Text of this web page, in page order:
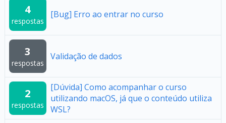
4
respostas
[Bug] Erro ao entrar no curso
3
respostas
Validação de dados
2
respostas
[Dúvida] Como acompanhar o curso
utilizando macOS, já que o conteúdo utiliza
WSL?